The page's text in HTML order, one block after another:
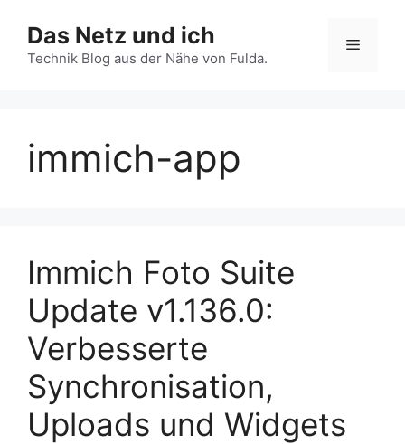
Inhalt
springen
Das Netz und ich
Technik Blog aus der Nähe von Fulda.
Menü
immich-app
Immich Foto Suite
Update v1.136.0:
Verbesserte
Synchronisation,
Uploads und Widgets